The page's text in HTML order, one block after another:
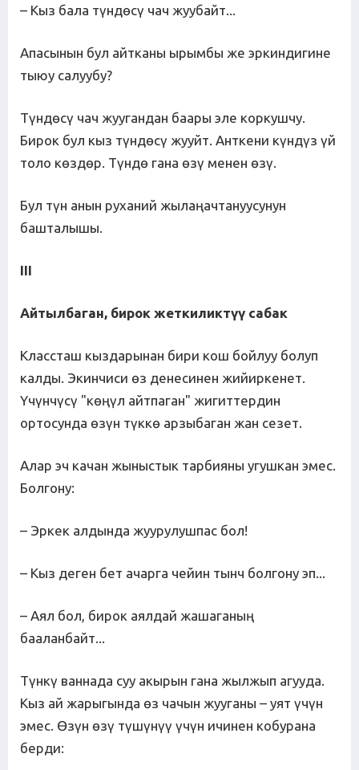
– Кыз бала түндөсү чач жуубайт...
Апасынын бул айтканы ырымбы же эркиндигине
тыюу салуубу?
Түндөсү чач жуугандан баары эле коркушчу.
Бирок бул кыз түндөсү жууйт. Анткени күндүз үй
толо көздөр. Түндө гана өзү менен өзү.
Бул түн анын руханий жылаңачтануусунун
башталышы.
III
Айтылбаган, бирок жеткиликтүү сабак
Классташ кыздарынан бири кош бойлуу болуп
калды. Экинчиси өз денесинен жийиркенет.
Үчүнчүсү "көңүл айтпаган" жигиттердин
ортосунда өзүн түккө арзыбаган жан сезет.
Алар эч качан жыныстык тарбияны угушкан эмес.
Болгону:
– Эркек алдында жуурулушпас бол!
– Кыз деген бет ачарга чейин тынч болгону эп...
– Аял бол, бирок аялдай жашаганың
бааланбайт...
Түнкү ваннада суу акырын гана жылжып агууда.
Кыз ай жарыгында өз чачын жууганы – уят үчүн
эмес. Өзүн өзү түшүнүү үчүн ичинен кобурана
берди: